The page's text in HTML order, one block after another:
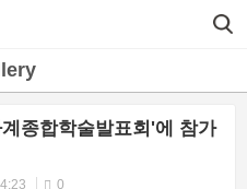
종합학술발표회'에 참가
0